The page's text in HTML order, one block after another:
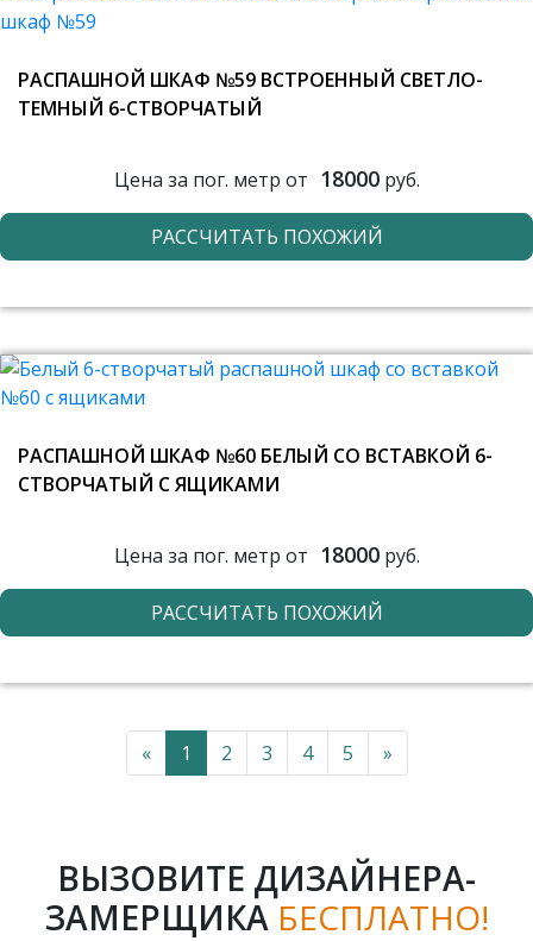
РАСПАШНОЙ ШКАФ №59 ВСТРОЕННЫЙ СВЕТЛО-
ТЕМНЫЙ 6-СТВОРЧАТЫЙ
Цена за пог. метр от 18000руб.
РАССЧИТАТЬ ПОХОЖИЙ
РАСПАШНОЙ ШКАФ №60 БЕЛЫЙ СО ВСТАВКОЙ 6-
СТВОРЧАТЫЙ С ЯЩИКАМИ
Цена за пог. метр от 18000руб.
РАССЧИТАТЬ ПОХОЖИЙ
« 1 2 3 4 5 »
ВЫЗОВИТЕ ДИЗАЙНЕРА-
ЗАМЕРЩИКА БЕСПЛАТНО!